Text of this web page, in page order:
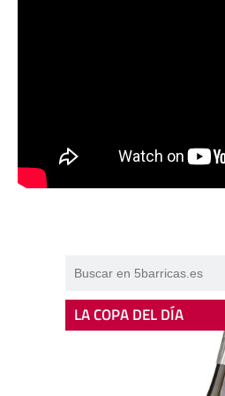
LA COPA DEL DÍA